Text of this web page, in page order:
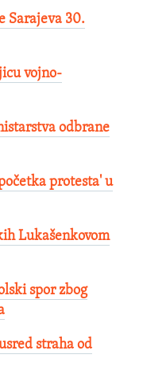
Sarajeva 30.
vojno-
odbrane
protesta' u
Lukašenkovom
spor zbog
straha od